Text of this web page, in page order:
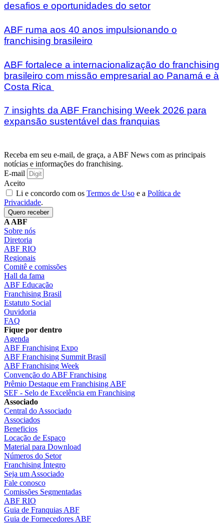
desafios e oportunidades do setor
ABF ruma aos 40 anos impulsionando o
franchising brasileiro
ABF fortalece a internacionalização do franchising
brasileiro com missão empresarial ao Panamá e à
Costa Rica
7 insights da ABF Franchising Week 2026 para
expansão sustentável das franquias
Receba em seu e-mail, de graça, a ABF News com as principais
notícias e informações do franchising.
E-mail
Aceito
Li e concordo com os Termos de Uso e a Política de
Privacidade.
Quero receber
A ABF
Sobre nós
Diretoria
ABF RIO
Regionais
Comitê e comissões
Hall da fama
ABF Educação
Franchising Brasil
Estatuto Social
Ouvidoria
FAQ
Fique por dentro
Agenda
ABF Franchising Expo
ABF Franchising Summit Brasil
ABF Franchising Week
Convenção do ABF Franchising
Prêmio Destaque em Franchising ABF
SEF - Selo de Excelência em Franchising
Associado
Central do Associado
Associados
Beneficios
Locação de Espaço
Material para Download
Números do Setor
Franchising Íntegro
Seja um Associado
Fale conosco
Comissões Segmentadas
ABF RIO
Guia de Franquias ABF
Guia de Fornecedores ABF